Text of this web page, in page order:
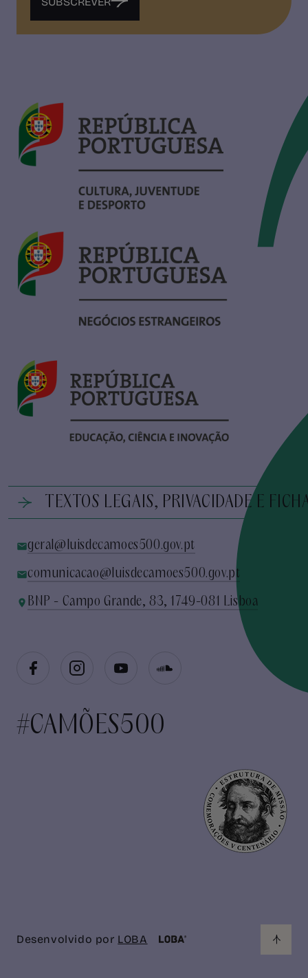
TEXTOS LEGAIS, PRIVACIDADE E
geral@luisdecamoes500.gov.pt
comunicacao@luisdecamoes500.gov.pt
BNP - Campo Grande, 83, 1749-081 Lisboa
#CAMÕES500
Desenvolvido por LOBA